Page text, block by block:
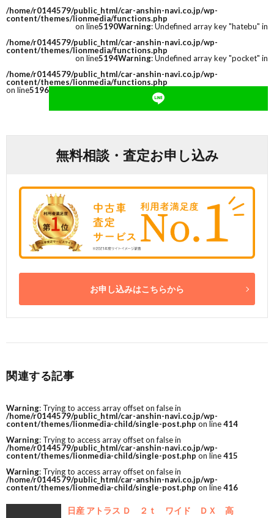
/home/r0144579/public_html/car-anshin-navi.co.jp/wp-
content/themes/lionmedia/functions.php
on line5190Warning: Undefined array key "hatebu" in
/home/r0144579/public_html/car-anshin-navi.co.jp/wp-
content/themes/lionmedia/functions.php
on line5194Warning: Undefined array key "pocket" in
/home/r0144579/public_html/car-anshin-navi.co.jp/wp-
content/themes/lionmedia/functions.php
on line5196
無料相談・査定お申し込み
お申し込みはこちらから
関連する記事
Warning: Trying to access array offset on false in
/home/r0144579/public_html/car-anshin-navi.co.jp/wp-
content/themes/lionmedia-child/single-post.php on line414
Warning: Trying to access array offset on false in
/home/r0144579/public_html/car-anshin-navi.co.jp/wp-
content/themes/lionmedia-child/single-post.php on line415
Warning: Trying to access array offset on false in
/home/r0144579/public_html/car-anshin-navi.co.jp/wp-
content/themes/lionmedia-child/single-post.php on line416
日産 アトラス Ｄ ２ｔ ワイド ＤＸ 高